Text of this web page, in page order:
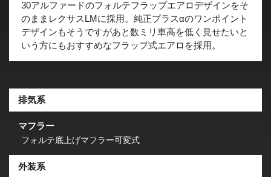
30アルファードのフォルテフラップエアロデザインをそ
のままレクサスLMに採用。純正プラスαのワンポイント
デザインもそうですがあと数ミリ車高を低く見せたいと
いう方にもおすすめなフラップ式エアロを採用。
排気系
マフラー
フォルテ底上げマフラー可変式
外装系